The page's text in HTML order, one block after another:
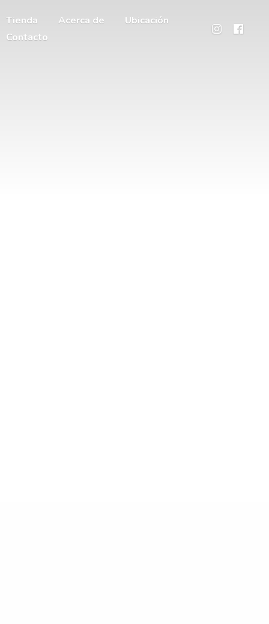
Tienda Acerca de
Ubicación
Contacto